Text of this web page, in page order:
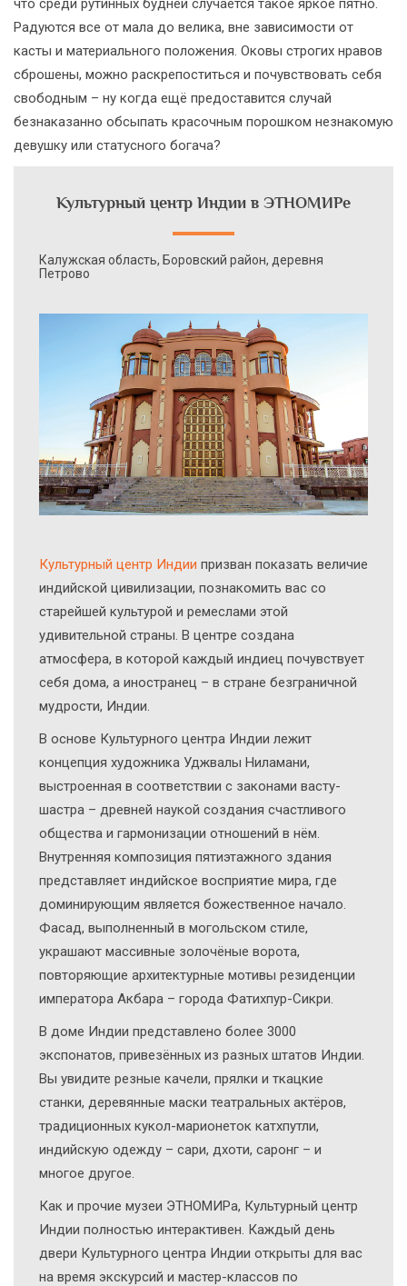
что среди рутинных будней случается такое яркое пятно.
Радуются все от мала до велика, вне зависимости от
касты и материального положения. Оковы строгих нравов
сброшены, можно раскрепоститься и почувствовать себя
свободным – ну когда ещё предоставится случай
безнаказанно обсыпать красочным порошком незнакомую
девушку или статусного богача?
Культурный центр Индии в ЭТНОМИРе
Калужская область, Боровский район, деревня
Петрово
Культурный центр Индии призван показать величие
индийской цивилизации, познакомить вас со
старейшей культурой и ремеслами этой
удивительной страны. В центре создана
атмосфера, в которой каждый индиец почувствует
себя дома, а иностранец – в стране безграничной
мудрости, Индии.
В основе Культурного центра Индии лежит
концепция художника Уджвалы Ниламани,
выстроенная в соответствии с законами васту-
шастра – древней наукой создания счастливого
общества и гармонизации отношений в нём.
Внутренняя композиция пятиэтажного здания
представляет индийское восприятие мира, где
доминирующим является божественное начало.
Фасад, выполненный в могольском стиле,
украшают массивные золочёные ворота,
повторяющие архитектурные мотивы резиденции
императора Акбара – города Фатихпур-Сикри.
В доме Индии представлено более 3000
экспонатов, привезённых из разных штатов Индии.
Вы увидите резные качели, прялки и ткацкие
станки, деревянные маски театральных актёров,
традиционных кукол-марионеток катхпутли,
индийскую одежду – сари, дхоти, саронг – и
многое другое.
Как и прочие музеи ЭТНОМИРа, Культурный центр
Индии полностью интерактивен. Каждый день
двери Культурного центра Индии открыты для вас
на время экскурсий и мастер-классов по